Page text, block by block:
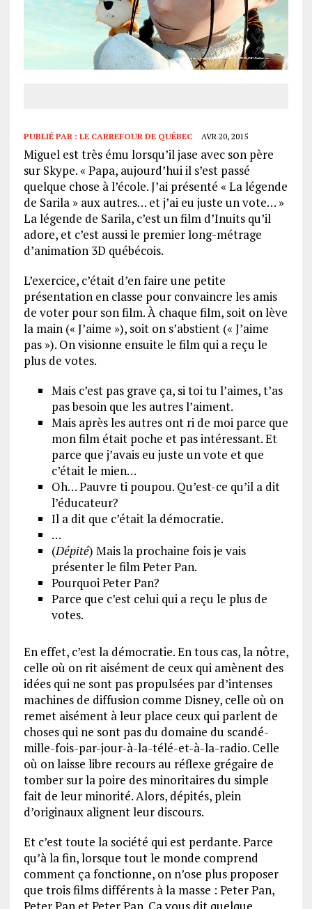
PUBLIÉ PAR : LE CARREFOUR DE QUÉBEC AVR 20, 2015
Miguel est très ému lorsqu’il jase avec son père
sur Skype. « Papa, aujourd’hui il s’est passé
quelque chose à l’école. J’ai présenté « La légende
de Sarila » aux autres… et j’ai eu juste un vote… »
La légende de Sarila, c’est un film d’Inuits qu’il
adore, et c’est aussi le premier long-métrage
d’animation 3D québécois.
L’exercice, c’était d’en faire une petite
présentation en classe pour convaincre les amis
de voter pour son film. À chaque film, soit on lève
la main (« J’aime »), soit on s’abstient (« J’aime
pas »). On visionne ensuite le film qui a reçu le
plus de votes.
Mais c’est pas grave ça, si toi tu l’aimes, t’as
pas besoin que les autres l’aiment.
Mais après les autres ont ri de moi parce que
mon film était poche et pas intéressant. Et
parce que j’avais eu juste un vote et que
c’était le mien…
Oh… Pauvre ti poupou. Qu’est-ce qu’il a dit
l’éducateur?
Il a dit que c’était la démocratie.
…
(Dépité) Mais la prochaine fois je vais
présenter le film Peter Pan.
Pourquoi Peter Pan?
Parce que c’est celui qui a reçu le plus de
votes.
En effet, c’est la démocratie. En tous cas, la nôtre,
celle où on rit aisément de ceux qui amènent des
idées qui ne sont pas propulsées par d’intenses
machines de diffusion comme Disney, celle où on
remet aisément à leur place ceux qui parlent de
choses qui ne sont pas du domaine du scandé-
mille-fois-par-jour-à-la-télé-et-à-la-radio. Celle
où on laisse libre recours au réflexe grégaire de
tomber sur la poire des minoritaires du simple
fait de leur minorité. Alors, dépités, plein
d’originaux alignent leur discours.
Et c’est toute la société qui est perdante. Parce
qu’à la fin, lorsque tout le monde comprend
comment ça fonctionne, on n’ose plus proposer
que trois films différents à la masse : Peter Pan,
Peter Pan et Peter Pan. Ça vous dit quelque